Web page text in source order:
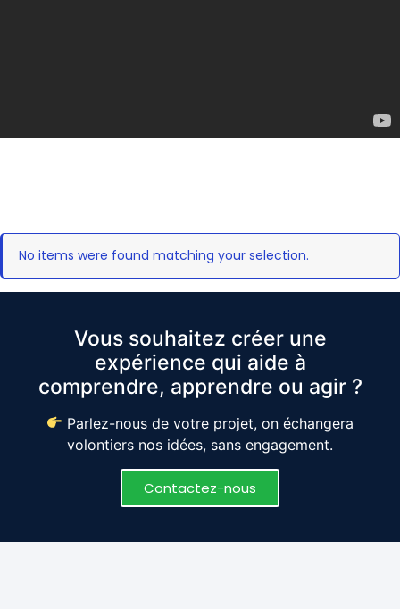
No items were found matching your selection.
Vous souhaitez créer une
expérience qui aide à
comprendre, apprendre ou agir ?
Parlez-nous de votre projet, on échangera
volontiers nos idées, sans engagement.
Contactez-nous